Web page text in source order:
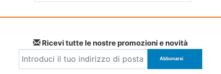
Ricevi tutte le nostre promozioni e novità